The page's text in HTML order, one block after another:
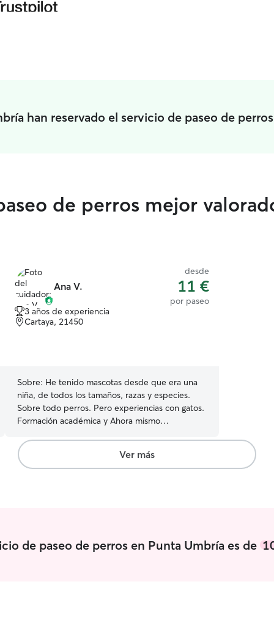
han reservado el servicio de paseo de perros
de perros mejor
Ana V.
desde
11 €
por paseo
3 años de experiencia
Cartaya, 21450
Sobre: He tenido mascotas desde que era una
niña, de todos los tamaños, razas y especies.
Sobre todo perros. Pero experiencias con gatos.
Formación académica y Ahora mismo
horarias. Me adapto a los animales para cuidarlos
en su domicilio y pasear y jugar con ellos Por el
momento no ofrezco servicios en mi domicilio
Ver más
de paseo de perros en Punta Umbría es de